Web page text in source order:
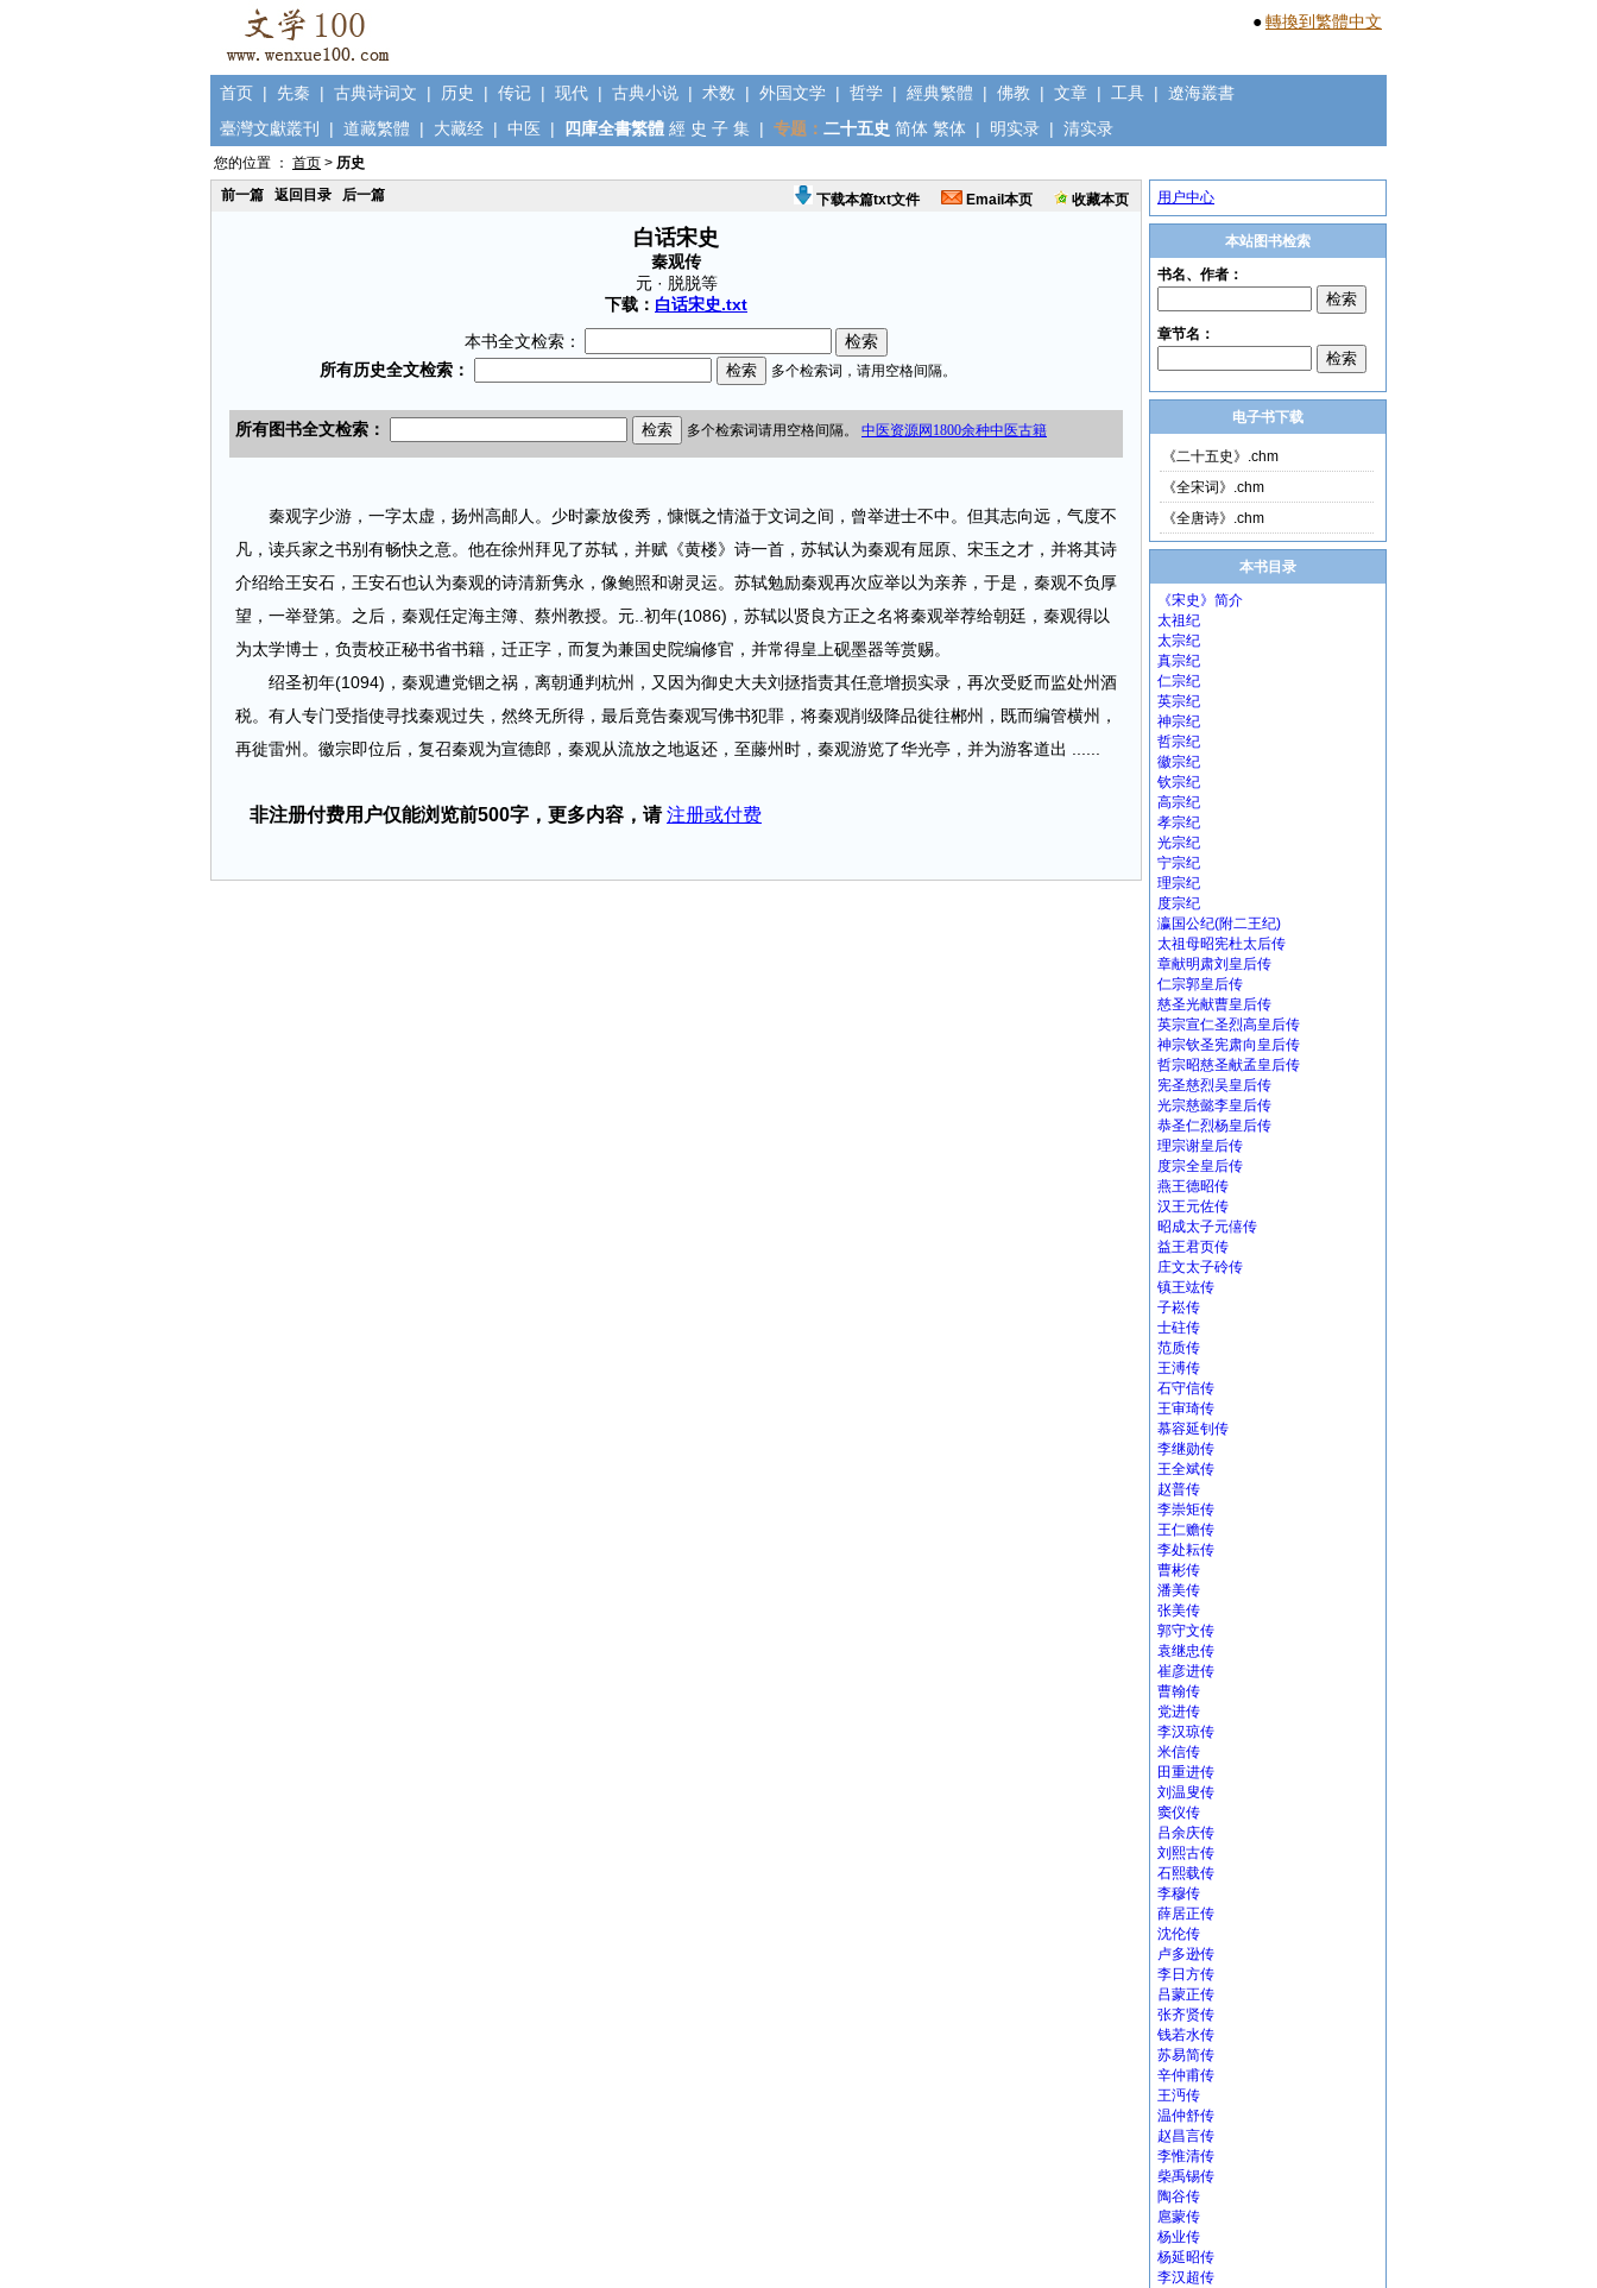
●轉換到繁體中文
首页 | 先秦 | 古典诗词文 | 历史 | 传记 | 现代 | 古典小说 | 术数 | 外国文学 | 哲学 | 經典繁體 | 佛教 | 文章 | 工具 | 遼海叢書
臺灣文獻叢刊
| 道藏繁體 | 大藏经 | 中医 | 四庫全書繁體 經 史 子 集 | 专题： 二十五史 简体 繁体 | 明实录 | 清实录
您的位置 ： 首页 > 历史
前一篇
返回目录 后一篇 下载本篇txt文件 Email本页 收藏本页
白话宋史
秦观传
元 · 脱脱等
下载： 白话宋史.txt
本书全文检索：
秦观字少游，一字太虚，扬州高邮人。少时豪放俊秀，慷慨之情溢于文词之间，曾举进士不中。但其志向远，气度不
凡，读兵家之书别有畅快之意。他在徐州拜见了苏轼，并赋《黄楼》诗一首，苏轼认为秦观有屈原、宋玉之才，并将其诗
介绍给王安石，王安石也认为秦观的诗清新隽永，像鲍照和谢灵运。苏轼勉励秦观再次应举以为亲养，于是，秦观不负厚
望，一举登第。之后，秦观任定海主簿、蔡州教授。元..初年(1086)，苏轼以贤良方正之名将秦观举荐给朝廷，秦观得以
为太学博士，负责校正秘书省书籍，迁正字，而复为兼国史院编修官，并常得皇上砚墨器等赏赐。
绍圣初年(1094)，秦观遭党锢之祸，离朝通判杭州，又因为御史大夫刘拯指责其任意增损实录，再次受贬而监处州酒
税。有人专门受指使寻找秦观过失，然终无所得，最后竟告秦观写佛书犯罪，将秦观削级降品徙往郴州，既而编管横州，
再徙雷州。徽宗即位后，复召秦观为宣德郎，秦观从流放之地返还，至藤州时，秦观游览了华光亭，并为游客道出 ......
非注册付费用户仅能浏览前500字，更多内容，请 注册或付费
用户中心
本站图书检索
电子书下载
《二十五史》.chm
《全宋词》.chm
《全唐诗》.chm
本书目录
《宋史》简介
太祖纪
太宗纪
真宗纪
仁宗纪
英宗纪
神宗纪
哲宗纪
徽宗纪
钦宗纪
高宗纪
孝宗纪
光宗纪
宁宗纪
理宗纪
度宗纪
瀛国公纪(附二王纪)
太祖母昭宪杜太后传
章献明肃刘皇后传
仁宗郭皇后传
慈圣光献曹皇后传
英宗宣仁圣烈高皇后传
神宗钦圣宪肃向皇后传
哲宗昭慈圣献孟皇后传
宪圣慈烈吴皇后传
光宗慈懿李皇后传
恭圣仁烈杨皇后传
理宗谢皇后传
度宗全皇后传
燕王德昭传
汉王元佐传
昭成太子元僖传
益王君页传
庄文太子砱传
镇王竑传
子崧传
士砫传
范质传
王溥传
石守信传
王审琦传
慕容延钊传
李继勋传
王全斌传
赵普传
李崇矩传
王仁赡传
李处耘传
曹彬传
潘美传
张美传
郭守文传
袁继忠传
崔彦进传
曹翰传
党进传
李汉琼传
米信传
田重进传
刘温叟传
窦仪传
吕余庆传
刘熙古传
石熙载传
李穆传
薛居正传
沈伦传
卢多逊传
李日方传
吕蒙正传
张齐贤传
钱若水传
苏易简传
辛仲甫传
王沔传
温仲舒传
赵昌言传
李惟清传
柴禹锡传
陶谷传
扈蒙传
杨业传
杨延昭传
李汉超传